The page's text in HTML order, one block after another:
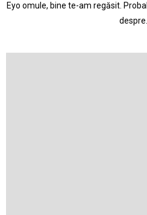
Eyo omule, bine te-am regăsit.
despre…